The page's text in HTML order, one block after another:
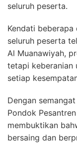
seluruh peserta.
Kendati beberapa
seluruh peserta
Al Muanawiyah,
tetapi keberanian
setiap
Dengan
Pondok
membuktikan
bersaing dan